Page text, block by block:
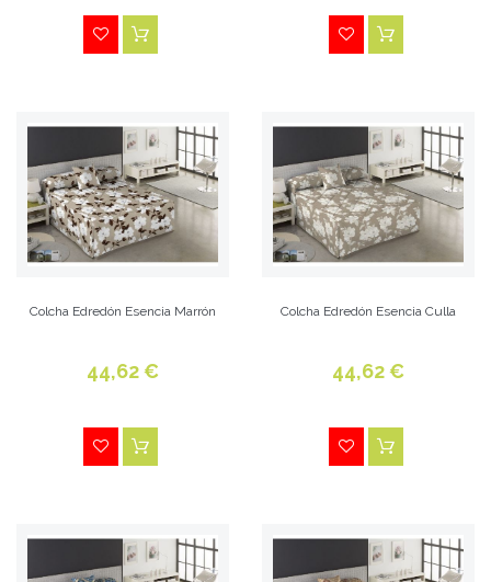
Colcha Edredón Esencia Marrón
44,62 €
Colcha Edredón Esencia Culla
44,62 €